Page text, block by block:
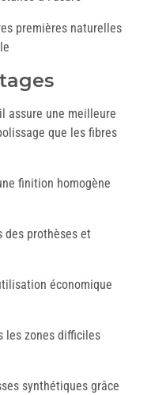
premières naturelles
assure une meilleure
que les fibres
finition homogène
des prothèses et
économique
les zones difficiles
synthétiques grâce